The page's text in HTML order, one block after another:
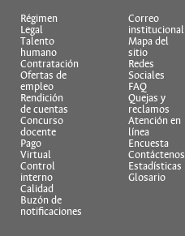
Régimen
Legal
Talento
humano
Contratación
Ofertas de
empleo
Rendición
de cuentas
Concurso
docente
Pago
Virtual
Control
interno
Calidad
Buzón de
notificaciones
Correo
institucional
Mapa del
sitio
Redes
Sociales
FAQ
Quejas y
reclamos
Atención en
línea
Encuesta
Contáctenos
Estadísticas
Glosario